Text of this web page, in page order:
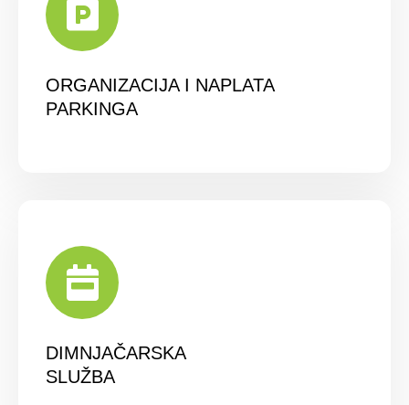
ORGANIZACIJA I NAPLATA
PARKINGA
DIMNJAČARSKA
SLUŽBA